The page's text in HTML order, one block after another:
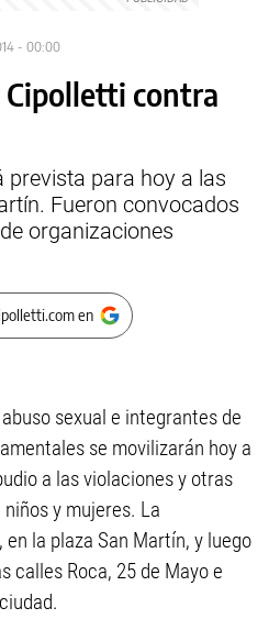
- 00:00
Cipolletti contra
prevista para hoy a las
Fueron convocados
organizaciones
en
sexual e integrantes de
se movilizarán hoy a
a las violaciones y otras
y mujeres. La
la plaza San Martín, y luego
calles Roca, 25 de Mayo e